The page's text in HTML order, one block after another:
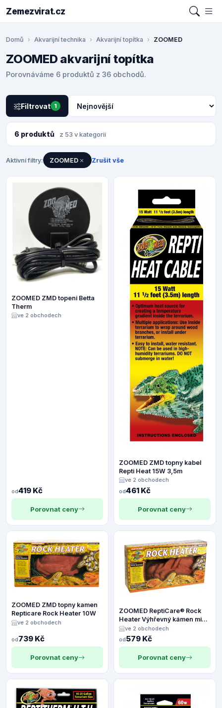
Zemezvirat.cz
Domů Akvarijní technika Akvarijní topítka ZOOMED
ZOOMED akvarijní topítka
Porovnáváme 6 produktů z 36 obchodů.
Filtrovat 1
6 produktů z 53 v kategorii
Aktivní filtry: ZOOMED Zrušit vše
ZOOMED ZMD topeni Betta
Therm
ve 2 obchodech
od419 Kč
Porovnat ceny
ZOOMED ZMD topny kabel
Repti Heat 15W 3,5m
ve 2 obchodech
od461 Kč
Porovnat ceny
ZOOMED ZMD topny kamen
Repticare Rock Heater 10W
ve 2 obchodech
od739 Kč
Porovnat ceny
ZOOMED ReptiCare® Rock
Heater Výhřevný kámen mini
5Wve 2 obchodech
od579 Kč
Porovnat ceny